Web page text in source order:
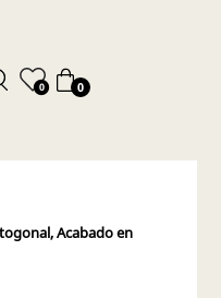
0 0
Acabado en